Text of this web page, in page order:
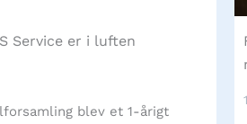
Service er i luften
blev et 1-årigt